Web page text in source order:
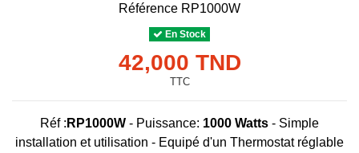
Référence RP1000W
En Stock
42,000 TND
TTC
Réf : RP1000W - Puissance: 1000 Watts - Simple
installation et utilisation - Equipé d'un Thermostat réglable